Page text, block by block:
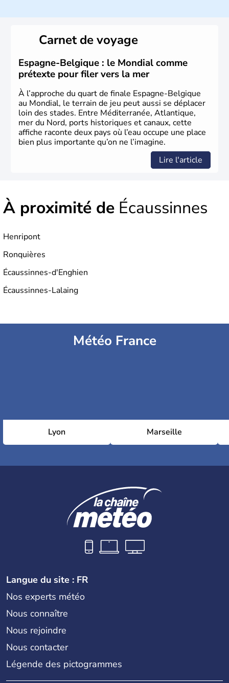
effectuée par Jules César : les Gaulois, les Aquitains et
les Belges. Décrite comme la nation la plus brave par le
général romain, la Belgique a été divisée en deux pays
jusqu'en 1795 : les Pays-Bas du Sud et la principauté de
Liège. Il faut attendre jusqu'en 1980 pour qu'elle
devienne un Etat fédéral reconnu par la constitution de
1993.
Carnet de voyage
Espagne-Belgique : le Mondial comme
prétexte pour filer vers la mer
À l’approche du quart de finale Espagne-Belgique
au Mondial, le terrain de jeu peut aussi se déplacer
loin des stades. Entre Méditerranée, Atlantique,
mer du Nord, ports historiques et canaux, cette
affiche raconte deux pays où l’eau occupe une place
bien plus importante qu’on ne l’imagine.
Lire l'article
À proximité de Écaussinnes
Henripont
Ronquières
Écaussinnes-d'Enghien
Écaussinnes-Lalaing
Météo France
Lyon Marseille
Langue du site : FR
Nos experts météo
Nous connaître
Nous rejoindre
Nous contacter
Légende des pictogrammes